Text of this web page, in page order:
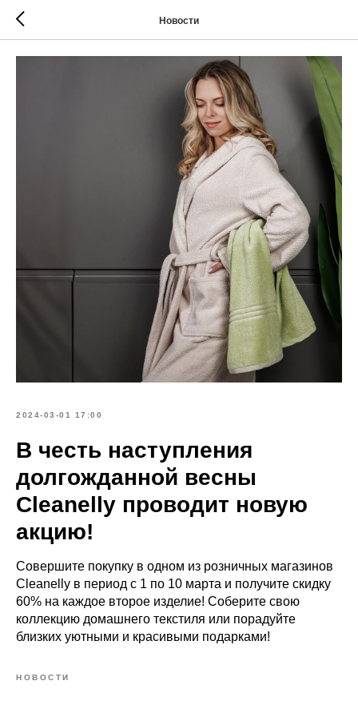
Новости
2024-03-01 17:00
В честь наступления
долгожданной весны
Cleanelly проводит новую
акцию!
Совершите покупку в одном из розничных магазинов
Cleanelly в период с 1 по 10 марта и получите скидку
60% на каждое второе изделие! Соберите свою
коллекцию домашнего текстиля или порадуйте
близких уютными и красивыми подарками!
НОВОСТИ